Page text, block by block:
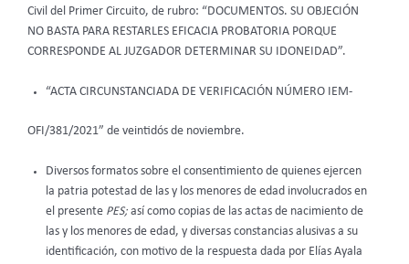
Civil del Primer Circuito, de rubro: “DOCUMENTOS. SU OBJECIÓN
NO BASTA PARA RESTARLES EFICACIA PROBATORIA PORQUE
CORRESPONDE AL JUZGADOR DETERMINAR SU IDONEIDAD”.
“ACTA CIRCUNSTANCIADA DE VERIFICACIÓN NÚMERO IEM-
OFI/381/2021” de veintidós de noviembre.
Diversos formatos sobre el consentimiento de quienes ejercen
la patria potestad de las y los menores de edad involucrados en
el presente PES; así como copias de las actas de nacimiento de
las y los menores de edad, y diversas constancias alusivas a su
identificación, con motivo de la respuesta dada por Elías Ayala